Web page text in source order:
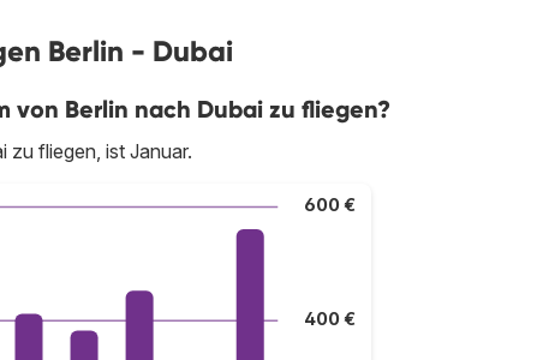
Berlin - Dubai
von Berlin nach Dubai zu fliegen?
zu fliegen, ist Januar.
400 €
600 €